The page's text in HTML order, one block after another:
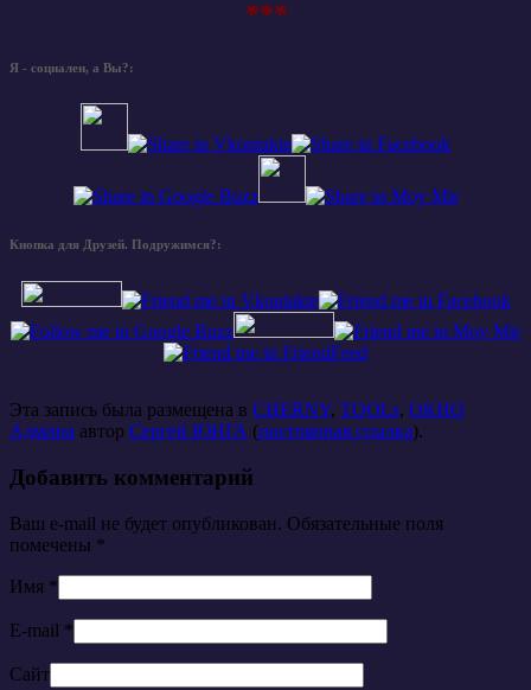
***
Я - социален, а Вы?:
Кнопка для Друзей. Подружимся?:
Эта запись была размещена в CHERNY, TOOLs, ОКНО
Админа автор Сергей ЮНГА (постоянная ссылка).
Добавить комментарий
Ваш e-mail не будет опубликован. Обязательные поля
помечены *
Имя *
E-mail *
Сайт